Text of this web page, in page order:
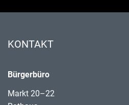
KONTAKT
Bürgerbüro
Markt 20–22